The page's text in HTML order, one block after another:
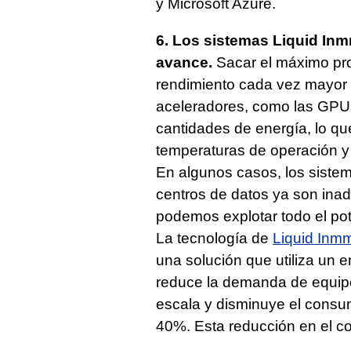
6. Los sistemas Liquid
avance. Sacar el máximo
rendimiento cada vez
aceleradores, como las
cantidades de energía, lo
temperaturas de operación
En algunos casos, los
centros de datos ya son
podemos explotar todo el
La tecnología de Liquid
una solución que utiliza un
reduce la demanda de
escala y disminuye el
40%. Esta reducción en el